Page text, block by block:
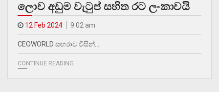
ලොව අඩුම වැටුප් සහිත රට ලංකාවයි
12 Feb 2024 9.02 am
CEOWORLD සඟරාව විසින්…
CONTINUE READING